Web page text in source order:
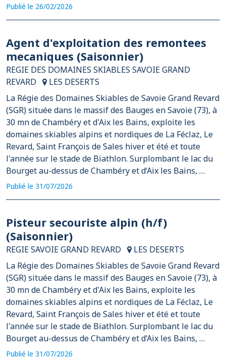
Publié le 26/02/2026
Agent d'exploitation des remontees
mecaniques (Saisonnier)
REGIE DES DOMAINES SKIABLES SAVOIE GRAND
REVARD
LES DESERTS
La Régie des Domaines Skiables de Savoie Grand Revard
(SGR) située dans le massif des Bauges en Savoie (73), à
30 mn de Chambéry et d'Aix les Bains, exploite les
domaines skiables alpins et nordiques de La Féclaz, Le
Revard, Saint François de Sales hiver et été et toute
l'année sur le stade de Biathlon. Surplombant le lac du
Bourget au-dessus de Chambéry et d’Aix les Bains, …
Publié le 31/07/2026
Pisteur secouriste alpin (h/f)
(Saisonnier)
REGIE SAVOIE GRAND REVARD
LES DESERTS
La Régie des Domaines Skiables de Savoie Grand Revard
(SGR) située dans le massif des Bauges en Savoie (73), à
30 mn de Chambéry et d'Aix les Bains, exploite les
domaines skiables alpins et nordiques de La Féclaz, Le
Revard, Saint François de Sales hiver et été et toute
l'année sur le stade de Biathlon. Surplombant le lac du
Bourget au-dessus de Chambéry et d’Aix les Bains, …
Publié le 31/07/2026